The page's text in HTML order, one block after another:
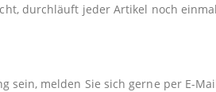
durchläuft jeder Artikel noch
sein, melden Sie sich gerne per E-